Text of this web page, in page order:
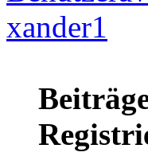
xander1